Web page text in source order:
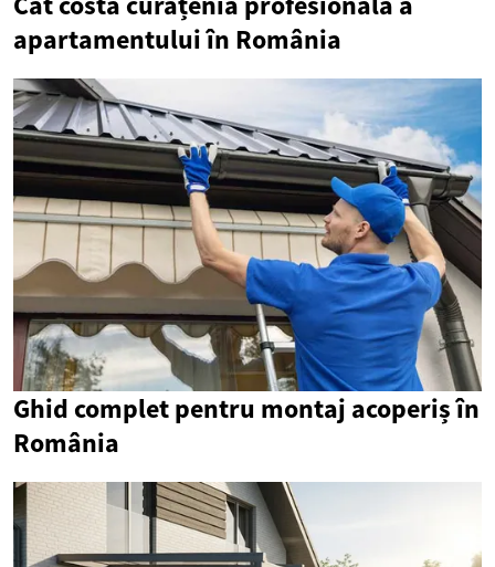
apartamentului în România
Ghid complet pentru montaj acoperiș în
România